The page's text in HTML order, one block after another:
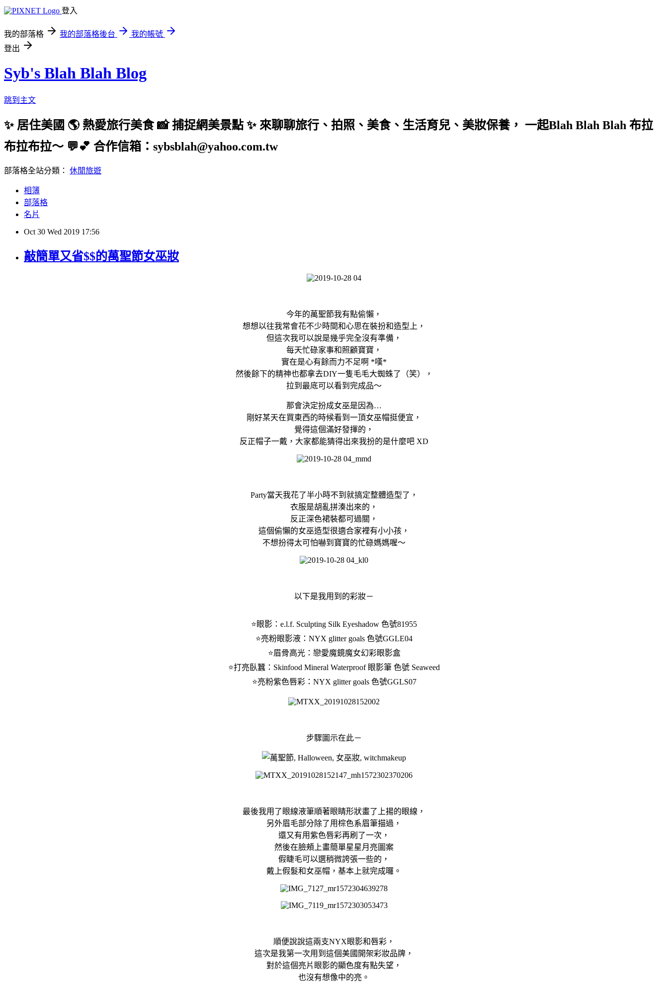
登入
我的部落格 我的部落格後台
我的帳號
登出
Syb's Blah Blah Blog
跳到主文
✨ 居住美國 🌎 熱愛旅行美食 📸 捕捉網美景點 ✨ 來聊聊旅行、拍照、美食、生活育兒、美妝保養， 一起Blah Blah Blah 布拉
布拉布拉～ 💬💕 合作信箱：sybsblah@yahoo.com.tw
部落格全站分類： 休閒旅遊
相簿
部落格
名片
Oct 30 Wed 2019 17:56
敲簡單又省$$的萬聖節女巫妝
今年的萬聖節我有點偷懶，
想想以往我常會花不少時間和心思在裝扮和造型上，
但這次我可以說是幾乎完全沒有準備，
每天忙碌家事和照顧寶寶，
實在是心有餘而力不足啊 *嘆*
然後餘下的精神也都拿去DIY一隻毛毛大蜘蛛了（笑），
拉到最底可以看到完成品～
那會決定扮成女巫是因為…
剛好某天在買東西的時候看到一頂女巫帽挺便宜，
覺得這個滿好發揮的，
反正帽子一戴，大家都能猜得出來我扮的是什麼吧 XD
Party當天我花了半小時不到就搞定整體造型了，
衣服是胡亂拼湊出來的，
反正深色裙裝都可過關，
這個偷懶的女巫造型很適合家裡有小小孩，
不想扮得太可怕嚇到寶寶的忙碌媽媽喔～
以下是我用到的彩妝－
⭐️眼影：e.l.f. Sculpting Silk Eyeshadow 色號81955
⭐️亮粉眼影液：NYX glitter goals 色號GGLE04
⭐️眉骨高光：戀愛魔鏡魔女幻彩眼影盒
⭐️打亮臥蠶：Skinfood Mineral Waterproof 眼影筆 色號 Seaweed
⭐️亮粉紫色唇彩：NYX glitter goals 色號GGLS07
步驟圖示在此－
最後我用了眼線液筆順著眼睛形狀畫了上揚的眼線，
另外眉毛部分除了用棕色系眉筆描過，
還又有用紫色唇彩再刷了一次，
然後在臉頰上畫簡單星星月亮圖案
假睫毛可以選稍微誇張一些的，
戴上假髮和女巫帽，基本上就完成囉。
順便說說這兩支NYX眼影和唇彩，
這次是我第一次用到這個美國開架彩妝品牌，
對於這個亮片眼影的顯色度有點失望，
也沒有想像中的亮。